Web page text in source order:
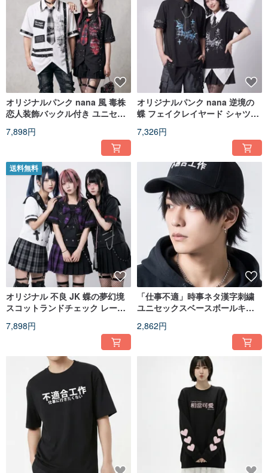
オリジナルパンク nana 風 毒株
恋人装飾バックル付き ユニセッ
ャツ JJ2583
7,898円
オリジナルパンク nana 逆境の
蝶 フェイクレイヤード シャツカ
レザーバックルベルト 半袖 T シ
7,326円
送料無料
オリジナル 不良 JK 蝶の夢幻境
スコットランドチェック レース
ラー服 JJ2574
7,898円
「仕事不適」時事ネタ漢字刺繍
ユニセックスベースボールキャ
2,862円